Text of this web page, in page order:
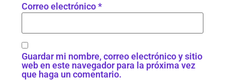
Correo electrónico*
Guardar mi nombre, correo electrónico y sitio
web en este navegador para la próxima vez
que haga un comentario.